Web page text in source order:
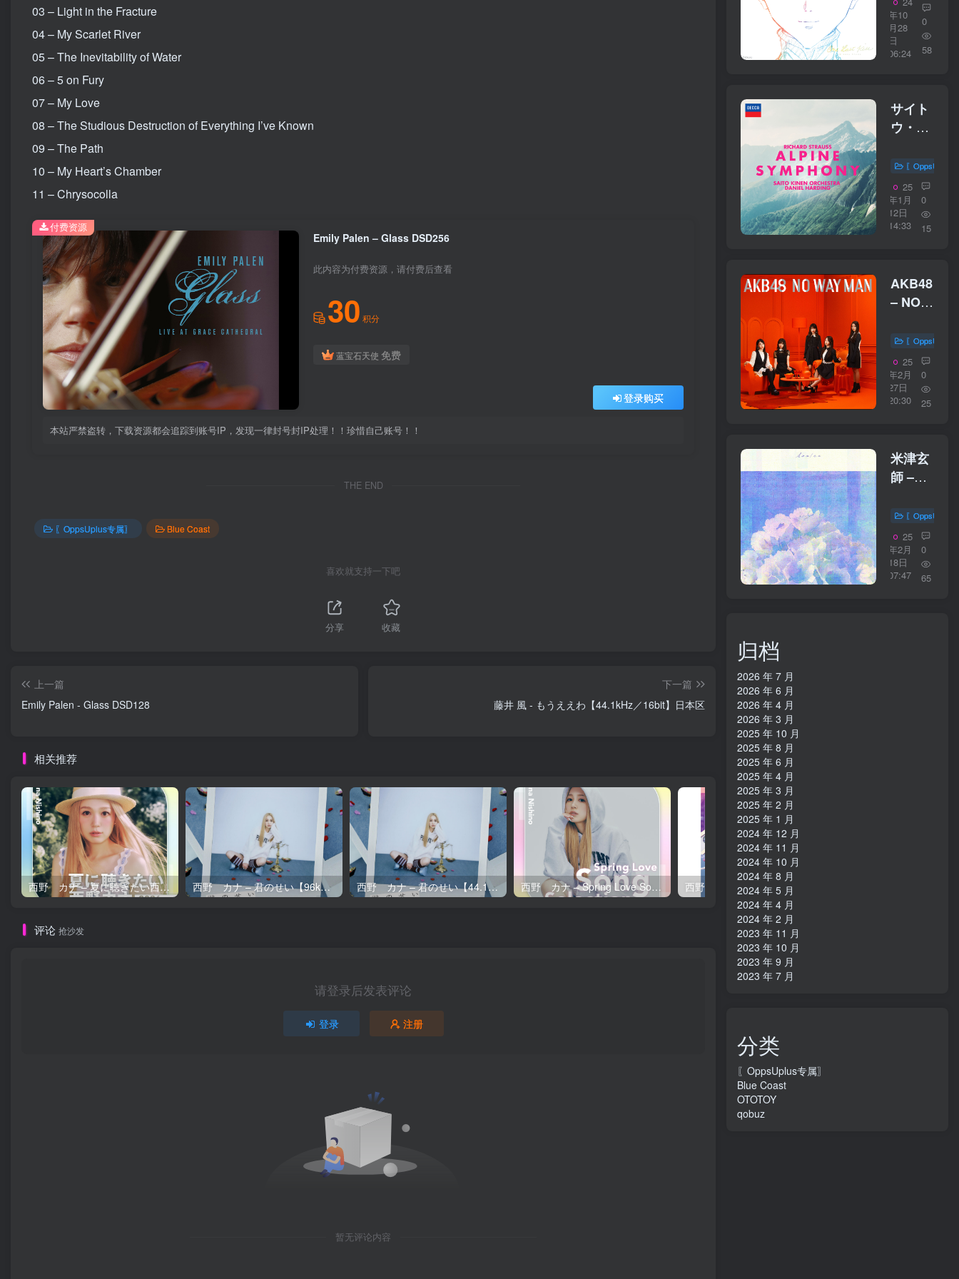
03 – Light in the Fracture
04 – My Scarlet River
05 – The Inevitability of Water
06 – 5 on Fury
07 – My Love
08 – The Studious Destruction of Everything I’ve Known
09 – The Path
10 – My Heart’s Chamber
11 – Chrysocolla
Emily Palen – Glass DSD256
此内容为付费资源，请付费后查看
30 积分
蓝宝石天使 免费
登录购买
本站严禁盗转，下载资源都会追踪到账号IP，发现一律封号封IP处理！！珍惜自己账号！！
付费资源
THE END
〖OppsUplus专属〗 Blue Coast
喜欢就支持一下吧
分享 收藏
上一篇
Emily Palen - Glass DSD128
下一篇
藤井 風 - もうええわ【44.1kHz／16bit】日本区
相关推荐
西野 カナ – 夏に聴きたい西野カナ2026【44.1kHz／16bit】日本区 西野 カナ – 君のせい【96kHz／24bit】日本区 西野 カナ – 君のせい【44.1kHz／16bit】日本区 西野 カナ – Spring Love Song Selection【44.1kHz／16bit】日本区
评论 抢沙发
请登录后发表评论
登录 注册
暂无评论内容
Kiss【
／
16bit】
日本区
年10
月28
日
06:24
0
58
サイト
ウ・キ
オーケ
ストラ
– R.シ
ュトラ
ウス：
ス交响
曲
【44.1kHz
16bit】
日本区
〖OppsUplus
25
年1月
12日
14:33
0
15
AKB48
– NO
MAN
Type
C【
／
16bit】
〖OppsUplus
25
年2月
27日
20:30
0
25
米津玄
師 –
／
16bit】
日本区
〖OppsUplus
25
年2月
18日
07:47
0
65
归档
2026 年 7 月
2026 年 6 月
2026 年 4 月
2026 年 3 月
2025 年 10 月
2025 年 8 月
2025 年 6 月
2025 年 4 月
2025 年 3 月
2025 年 2 月
2025 年 1 月
2024 年 12 月
2024 年 11 月
2024 年 10 月
2024 年 8 月
2024 年 5 月
2024 年 4 月
2024 年 2 月
2023 年 11 月
2023 年 10 月
2023 年 9 月
2023 年 7 月
分类
〖OppsUplus专属〗
Blue Coast
OTOTOY
qobuz